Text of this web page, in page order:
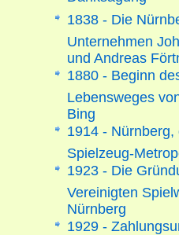
1838 - Die
Unternehmen
und Andreas
1880 - Beginn
Lebensweges
Bing
1914 - Nürnberg,
Spielzeug-
1923 - Die
Vereinigten
Nürnberg
1929 -